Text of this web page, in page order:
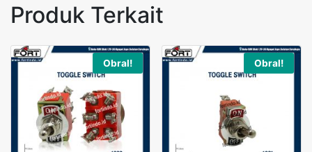
Produk Terkait
Obral! Obral!